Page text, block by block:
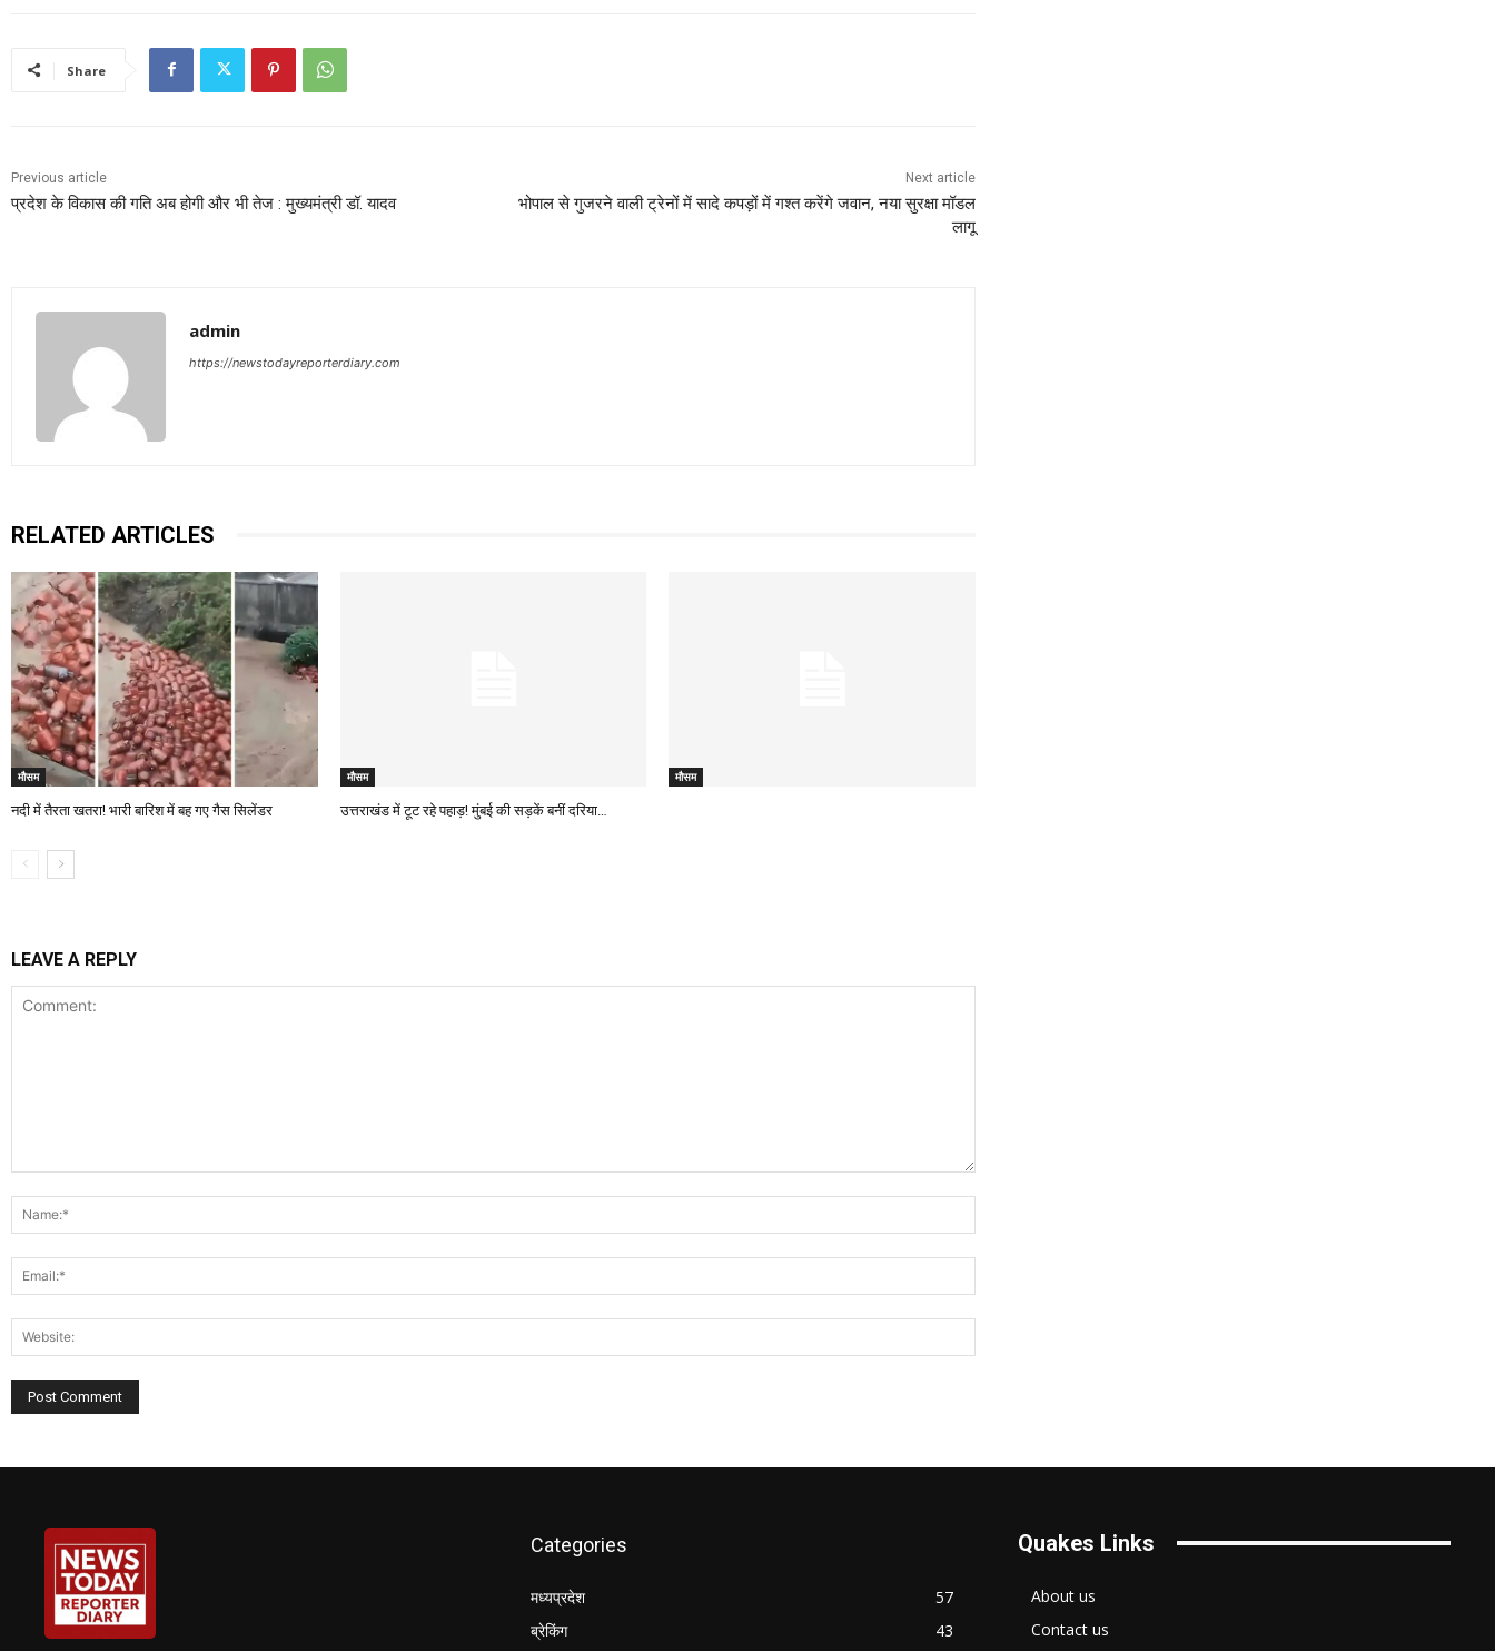
Share
Previous article
प्रदेश के विकास की गति अब होगी और भी तेज : मुख्यमंत्री डॉ. यादव
Next article
भोपाल से गुजरने वाली ट्रेनों में सादे कपड़ों में गश्त करेंगे जवान, नया सुरक्षा मॉडल
लागू
admin
https://newstodayreporterdiary.com
RELATED ARTICLES
मौसम
नदी में तैरता खतरा! भारी बारिश में बह गए गैस सिलेंडर
मौसम
उत्तराखंड में टूट रहे पहाड़! मुंबई की सड़कें बनीं दरिया…
मौसम
LEAVE A REPLY
Categories
मध्यप्रदेश
57
ब्रेकिंग
43
Quakes Links
About us
Contact us